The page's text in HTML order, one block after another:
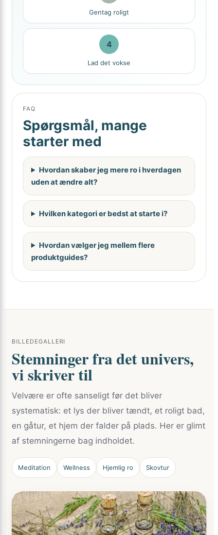
Gentag roligt
4
Lad det vokse
FAQ
Spørgsmål, mange
starter med
Hvordan skaber jeg mere ro i hverdagen
uden at ændre alt?
Hvilken kategori er bedst at starte i?
Hvordan vælger jeg mellem flere
produktguides?
BILLEDEGALLERI
Stemninger fra det univers,
vi skriver til
Velvære er ofte sanseligt før det bliver
systematisk: et lys der bliver tændt, et roligt bad,
en gåtur, et hjem der falder på plads. Her er glimt
af stemningerne bag indholdet.
Meditation Wellness Hjemlig ro Skovtur